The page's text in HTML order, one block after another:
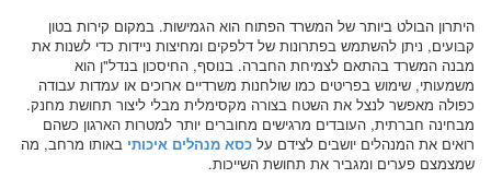
היתרון הבולט ביותר של המשרד הפתוח הוא הגמישות. במקום קירות בטון
קבועים, ניתן להשתמש בפתרונות של דלפקים ומחיצות ניידות כדי לשנות את
מבנה המשרד בהתאם לצמיחת החברה. בנוסף, החיסכון בנדל"ן הוא
משמעותי, שימוש בפריטים כמו שולחנות משרדיים ארוכים או עמדות עבודה
כפולה מאפשר לנצל את השטח בצורה מקסימלית מבלי ליצור תחושת מחנק.
מבחינה חברתית, העובדים מרגישים מחוברים יותר למטרות הארגון כשהם
רואים את המנהלים יושבים לצידם על כסא מנהלים איכותי באותו מרחב, מה
שמצמצם פערים ומגביר את תחושת השייכות.